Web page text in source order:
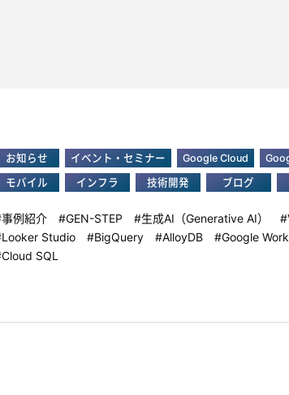
お知らせ イベント・セミナー Google Cloud
モバイル インフラ 技術開発 ブログ
事例紹介 GEN-STEP 生成AI（Generative AI）
Looker Studio
BigQuery AlloyDB
Google
Cloud SQL